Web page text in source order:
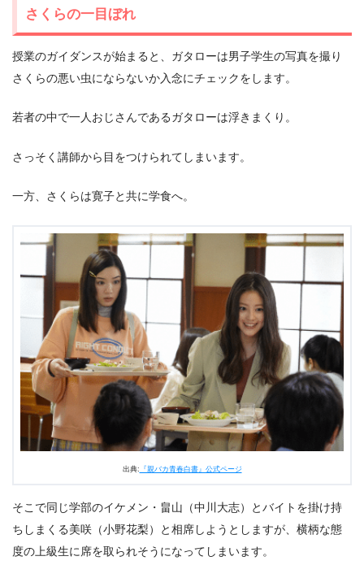
さくらの一目ぼれ
授業のガイダンスが始まると、ガタローは男子学生の写真を撮り
さくらの悪い虫にならないか入念にチェックをします。
若者の中で一人おじさんであるガタローは浮きまくり。
さっそく講師から目をつけられてしまいます。
一方、さくらは寛子と共に学食へ。
出典: 『親バカ青春白書』公式ページ
そこで同じ学部のイケメン・畠山（中川大志）とバイトを掛け持
ちしまくる美咲（小野花梨）と相席しようとしますが、横柄な態
度の上級生に席を取られそうになってしまいます。